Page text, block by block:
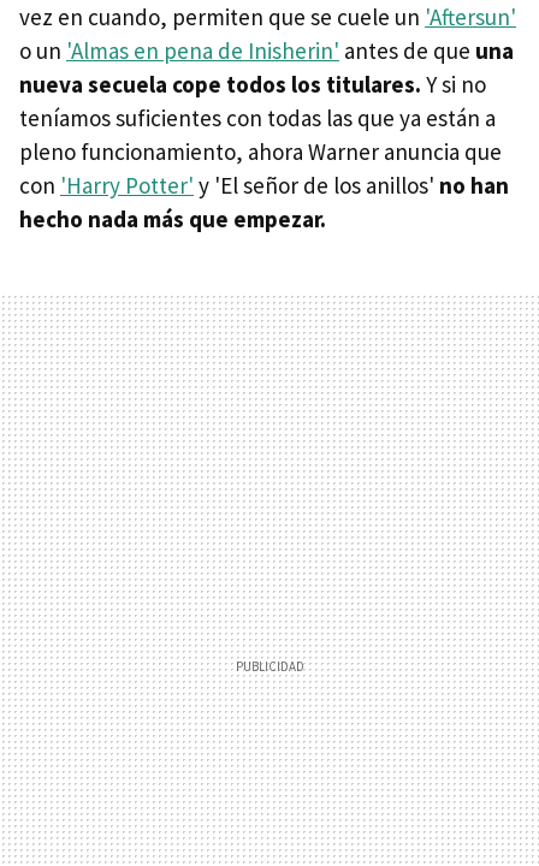
vez en cuando, permiten que se cuele un 'Aftersun'
o un 'Almas en pena de Inisherin' antes de que una
nueva secuela cope todos los titulares. Y si no
teníamos suficientes con todas las que ya están a
pleno funcionamiento, ahora Warner anuncia que
con 'Harry Potter' y 'El señor de los anillos' no han
hecho nada más que empezar.